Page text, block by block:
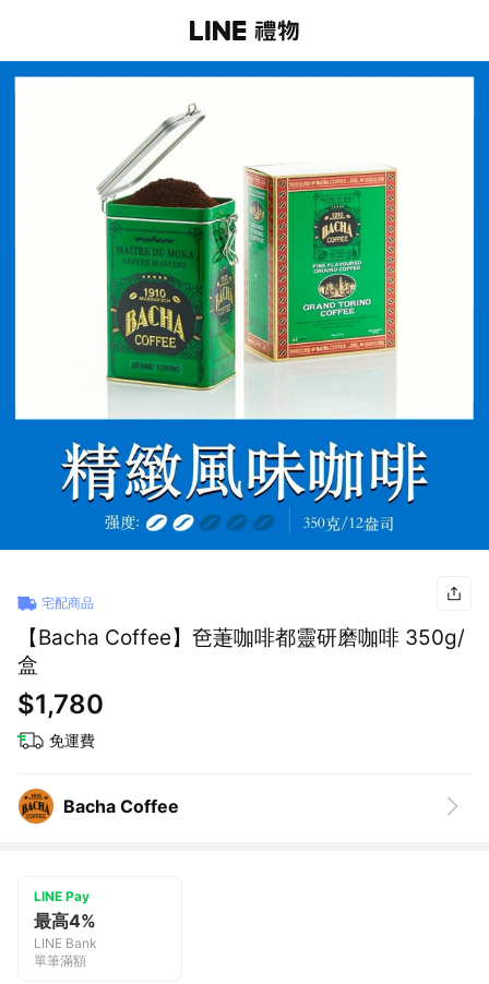
宅配商品
【Bacha Coffee】夿萐咖啡都靈研磨咖啡 350g/
盒
$1,780
免運費
Bacha Coffee
LINE Pay
最高4%
LINE Bank
單筆滿額